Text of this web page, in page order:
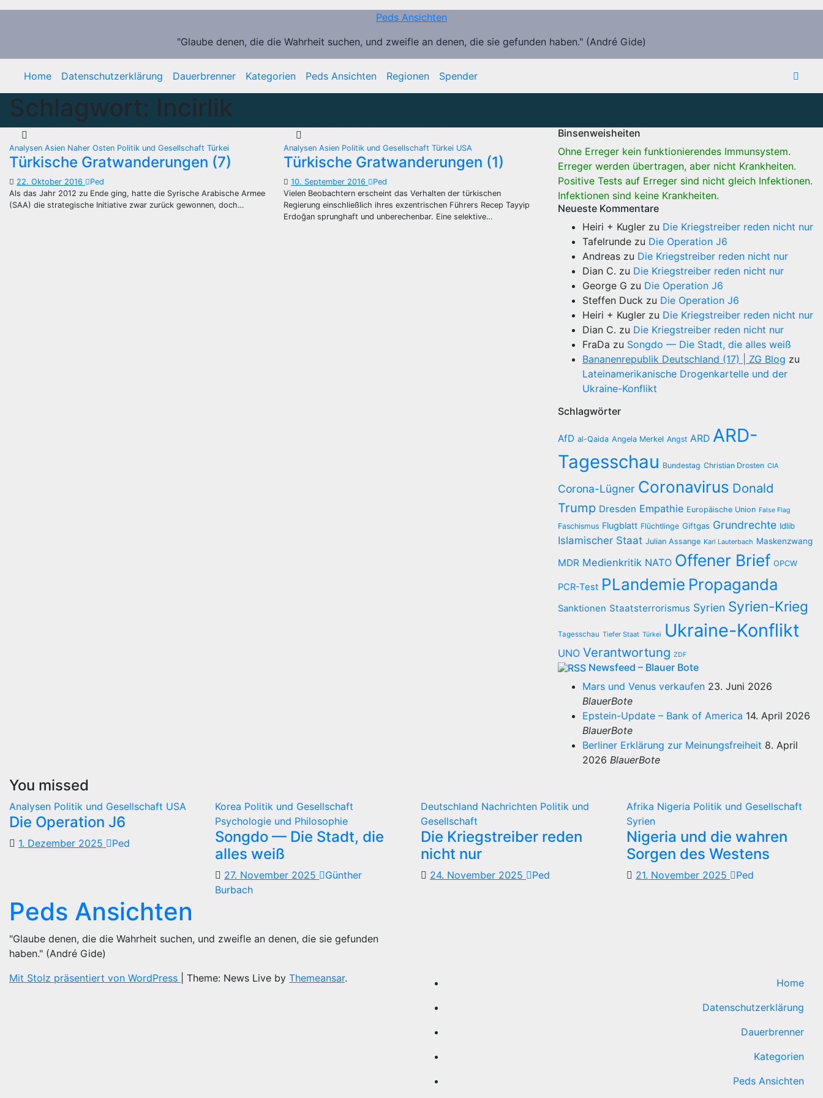
Zum
Peds Ansichten
"Glaube denen, die die Wahrheit suchen, und zweifle an denen, die sie gefunden haben." (André Gide)
Home Datenschutzerklärung Dauerbrenner Kategorien Peds Ansichten Regionen Spender
Schlagwort: Incirlik
Analysen Asien Naher Osten Politik und Gesellschaft Türkei
Türkische Gratwanderungen (7)
22. Oktober 2016
Ped
Als das Jahr 2012 zu Ende ging, hatte die Syrische Arabische Armee
(SAA) die strategische Initiative zwar zurück gewonnen, doch…
Analysen Asien Politik und Gesellschaft Türkei USA
Türkische Gratwanderungen (1)
10. September 2016
Ped
Vielen Beobachtern erscheint das Verhalten der türkischen
Regierung einschließlich ihres exzentrischen Führers Recep Tayyip
Erdoğan sprunghaft und unberechenbar. Eine selektive…
Binsenweisheiten
Ohne Erreger kein funktionierendes Immunsystem.
Erreger werden übertragen, aber nicht Krankheiten.
Positive Tests auf Erreger sind nicht gleich Infektionen.
Infektionen sind keine Krankheiten.
Neueste Kommentare
Heiri + Kugler zu Die Kriegstreiber reden nicht nur
Tafelrunde zu Die Operation J6
Andreas zu Die Kriegstreiber reden nicht nur
Dian C. zu Die Kriegstreiber reden nicht nur
George G zu Die Operation J6
Steffen Duck zu Die Operation J6
Heiri + Kugler zu Die Kriegstreiber reden nicht nur
Dian C. zu Die Kriegstreiber reden nicht nur
FraDa zu Songdo — Die Stadt, die alles weiß
Bananenrepublik Deutschland (17) | ZG Blog zu
Lateinamerikanische Drogenkartelle und der
Ukraine-Konflikt
Schlagwörter
AfD al-Qaida Angela Merkel Angst ARD ARD-
Tagesschau Bundestag Christian Drosten CIA
Corona-Lügner Coronavirus Donald
Trump Dresden Empathie Europäische Union False Flag
Faschismus Flugblatt Flüchtlinge Giftgas Grundrechte Idlib
Islamischer Staat Julian Assange Karl Lauterbach Maskenzwang
MDR Medienkritik NATO Offener Brief OPCW
PCR-Test PLandemie Propaganda
Sanktionen Staatsterrorismus Syrien Syrien-Krieg
Tagesschau Tiefer Staat Türkei Ukraine-Konflikt
UNO Verantwortung ZDF
Newsfeed – Blauer Bote
Mars und Venus verkaufen 23. Juni 2026
BlauerBote
Epstein-Update – Bank of America 14. April 2026
BlauerBote
Berliner Erklärung zur Meinungsfreiheit 8. April
2026 BlauerBote
You missed
Analysen Politik und Gesellschaft USA
Die Operation J6
1. Dezember 2025 Ped
Korea Politik und Gesellschaft
Psychologie und Philosophie
Songdo — Die Stadt, die
alles weiß
27. November 2025
Günther
Burbach
Deutschland Nachrichten Politik und
Gesellschaft
Die Kriegstreiber reden
nicht nur
24. November 2025 Ped
Afrika Nigeria Politik und Gesellschaft
Syrien
Nigeria und die wahren
Sorgen des Westens
21. November 2025 Ped
Peds Ansichten
"Glaube denen, die die Wahrheit suchen, und zweifle an denen, die sie gefunden
haben." (André Gide)
Mit Stolz präsentiert von WordPress
Theme: News Live by Themeansar.
Home
Datenschutzerklärung
Dauerbrenner
Kategorien
Peds Ansichten